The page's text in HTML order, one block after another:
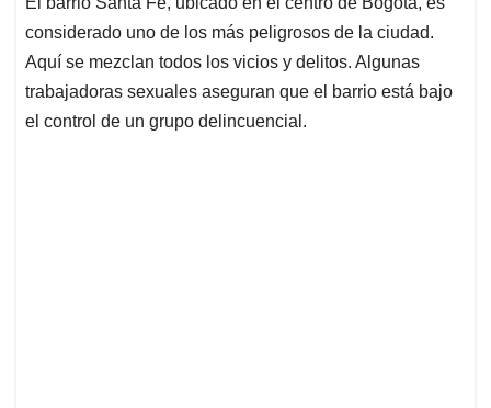
s
A
p
p
b
o
o
k
e
d
I
n
l
a
d
s
considerado uno de los más peligrosos de la ciudad.
Aquí se mezclan todos los vicios y delitos. Algunas
trabajadoras sexuales aseguran que el barrio está bajo
el control de un grupo delincuencial.